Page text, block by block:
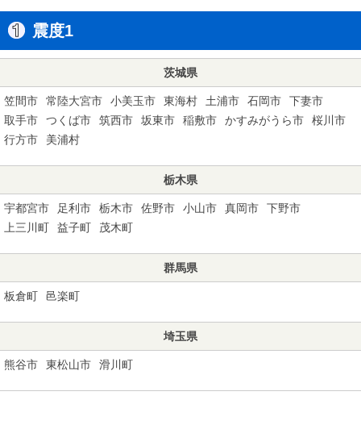
震度1
茨城県
笠間市 常陸大宮市 小美玉市 東海村 土浦市 石岡市
下妻市
取手市
つくば市 筑西市 坂東市 稲敷市 かすみがうら市
桜川市
行方市
美浦村
栃木県
宇都宮市 足利市 栃木市 佐野市 小山市 真岡市
下野市
上三川町
益子町 茂木町
群馬県
板倉町 邑楽町
埼玉県
熊谷市 東松山市 滑川町